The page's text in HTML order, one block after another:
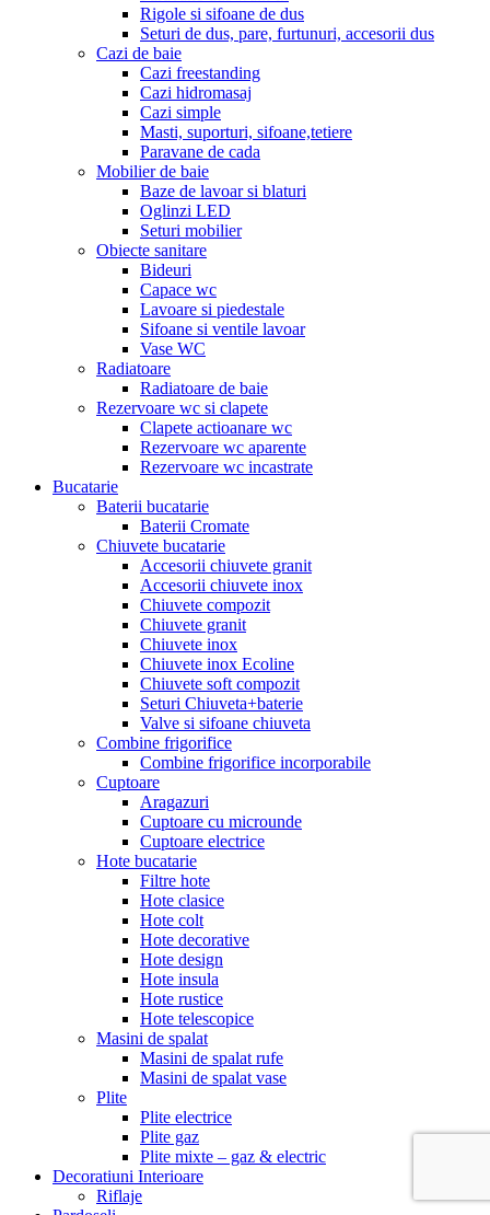
Rigole si sifoane de dus
Seturi de dus, pare, furtunuri, accesorii dus
Cazi de baie
Cazi freestanding
Cazi hidromasaj
Cazi simple
Masti, suporturi, sifoane,tetiere
Paravane de cada
Mobilier de baie
Baze de lavoar si blaturi
Oglinzi LED
Seturi mobilier
Obiecte sanitare
Bideuri
Capace wc
Lavoare si piedestale
Sifoane si ventile lavoar
Vase WC
Radiatoare
Radiatoare de baie
Rezervoare wc si clapete
Clapete actioanare wc
Rezervoare wc aparente
Rezervoare wc incastrate
Bucatarie
Baterii bucatarie
Baterii Cromate
Chiuvete bucatarie
Accesorii chiuvete granit
Accesorii chiuvete inox
Chiuvete compozit
Chiuvete granit
Chiuvete inox
Chiuvete inox Ecoline
Chiuvete soft compozit
Seturi Chiuveta+baterie
Valve si sifoane chiuveta
Combine frigorifice
Combine frigorifice incorporabile
Cuptoare
Aragazuri
Cuptoare cu microunde
Cuptoare electrice
Hote bucatarie
Filtre hote
Hote clasice
Hote colt
Hote decorative
Hote design
Hote insula
Hote rustice
Hote telescopice
Masini de spalat
Masini de spalat rufe
Masini de spalat vase
Plite
Plite electrice
Plite gaz
Plite mixte – gaz & electric
Decoratiuni Interioare
Riflaje